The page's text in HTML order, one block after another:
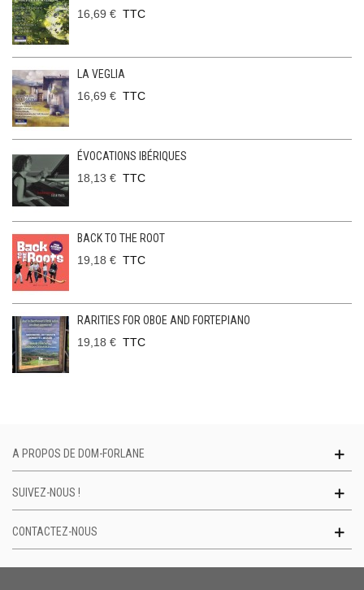
16,69 € TTC
LA VEGLIA
16,69 € TTC
ÉVOCATIONS IBÉRIQUES
18,13 € TTC
BACK TO THE ROOT
19,18 € TTC
RARITIES FOR OBOE AND FORTEPIANO
19,18 € TTC
A PROPOS DE DOM-FORLANE
SUIVEZ-NOUS !
CONTACTEZ-NOUS